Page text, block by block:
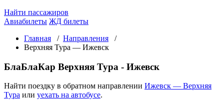
Найти пассажиров
Авиабилеты ЖД билеты
Главная / Направления /
Верхняя Тура — Ижевск
БлаБлаКар Верхняя Тура - Ижевск
Найти поездку в обратном направлении Ижевск — Верхняя
Тура или уехать на автобусе.